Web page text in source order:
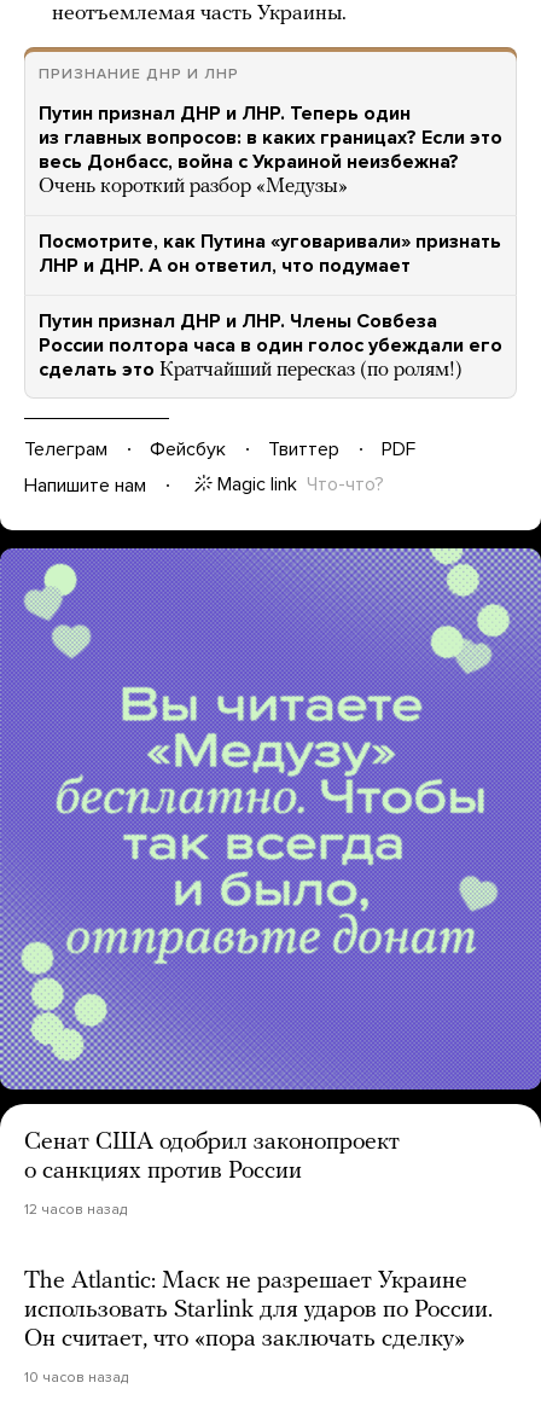
неотъемлемая часть Украины.
ПРИЗНАНИЕ ДНР И ЛНР
Путин признал ДНР и ЛНР. Теперь один
из главных вопросов: в каких границах? Если это
весь Донбасс, война с Украиной неизбежна?
Очень короткий разбор «Медузы»
Посмотрите, как Путина «уговаривали» признать
ЛНР и ДНР. А он ответил, что подумает
Путин признал ДНР и ЛНР. Члены Совбеза
России полтора часа в один голос убеждали его
сделать это Кратчайший пересказ (по ролям!)
Телеграм Фейсбук Твиттер
PDF
Напишите нам
Magic link Что-что?
Сенат США одобрил законопроект
о санкциях против России
12 часов назад
The Atlantic: Маск не разрешает Украине
использовать Starlink для ударов по России.
Он считает, что «пора заключать сделку»
10 часов назад